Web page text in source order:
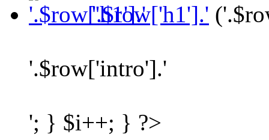
'.$row['h1'].'
'.$row['intro'].'
'; } $i++; } ?>